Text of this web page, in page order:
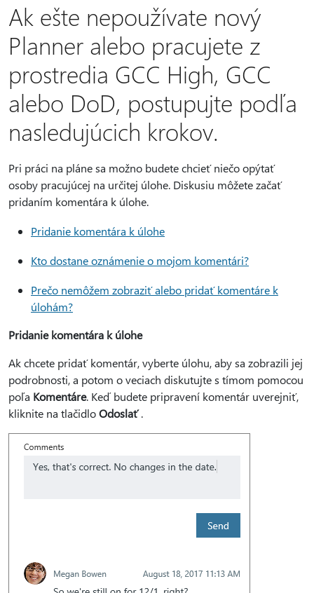
Ak ešte nepoužívate nový
Planner alebo pracujete z
prostredia GCC High, GCC
alebo DoD, postupujte podľa
nasledujúcich krokov.
Pri práci na pláne sa možno budete chcieť niečo opýtať
osoby pracujúcej na určitej úlohe. Diskusiu môžete začať
pridaním komentára k úlohe.
Pridanie komentára k úlohe
Kto dostane oznámenie o mojom komentári?
Prečo nemôžem zobraziť alebo pridať komentáre k
úlohám?
Pridanie komentára k úlohe
Ak chcete pridať komentár, vyberte úlohu, aby sa zobrazili jej
podrobnosti, a potom o veciach diskutujte s tímom pomocou
poľa Komentáre. Keď budete pripravení komentár uverejniť,
kliknite na tlačidloOdoslať.